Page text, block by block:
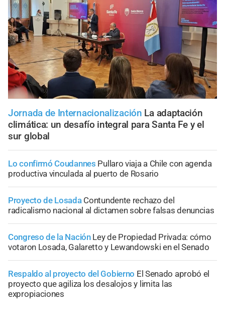
Jornada de Internacionalización La adaptación
climática: un desafío integral para Santa Fe y el
sur global
Lo confirmó Coudannes Pullaro viaja a Chile con agenda
productiva vinculada al puerto de Rosario
Proyecto de Losada Contundente rechazo del
radicalismo nacional al dictamen sobre falsas denuncias
Congreso de la Nación Ley de Propiedad Privada: cómo
votaron Losada, Galaretto y Lewandowski en el Senado
Respaldo al proyecto del Gobierno El Senado aprobó el
proyecto que agiliza los desalojos y limita las
expropiaciones